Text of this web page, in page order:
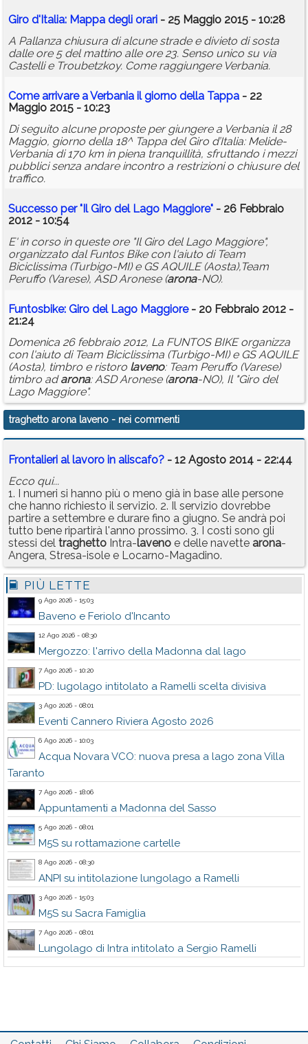
Giro d'Italia: Mappa degli orari - 25 Maggio 2015 - 10:28
A Pallanza chiusura di alcune strade e divieto di sosta
dalle ore 5 del mattino alle ore 23. Senso unico su via
Castelli e Troubetzkoy. Come raggiungere Verbania.
Come arrivare a Verbania il giorno della Tappa - 22
Maggio 2015 - 10:23
Di seguito alcune proposte per giungere a Verbania il 28
Maggio, giorno della 18^ Tappa del Giro d’Italia: Melide-
Verbania di 170 km in piena tranquillità, sfruttando i mezzi
pubblici senza andare incontro a restrizioni o chiusure del
traffico.
Successo per "Il Giro del Lago Maggiore" - 26 Febbraio
2012 - 10:54
E' in corso in queste ore "Il Giro del Lago Maggiore",
organizzato dal Funtos Bike con l'aiuto di Team
Biciclissima (Turbigo-MI) e GS AQUILE (Aosta),Team
Peruffo (Varese), ASD Aronese (arona-NO).
Funtosbike: Giro del Lago Maggiore- 20 Febbraio 2012 -
21:24
Domenica 26 febbraio 2012, La FUNTOS BIKE organizza
con l'aiuto di Team Biciclissima (Turbigo-MI) e GS AQUILE
(Aosta), timbro e ristoro laveno: Team Peruffo (Varese)
timbro adarona: ASD Aronese (arona-NO), Il "Giro del
Lago Maggiore".
traghetto arona laveno - nei commenti
Frontalieri al lavoro in aliscafo? - 12 Agosto 2014 - 22:44
Ecco qui...
1. I numeri si hanno più o meno già in base alle persone
che hanno richiesto il servizio. 2. Il servizio dovrebbe
partire a settembre e durare fino a giugno. Se andrà poi
tutto bene ripartirà l'anno prossimo. 3. I costi sono gli
stessi del traghetto Intra-laveno e delle navette arona-
Angera, Stresa-isole e Locarno-Magadino.
PIÙ LETTE
9 Ago 2026 - 15:03
Baveno e Feriolo d'Incanto
12 Ago 2026 - 08:30
Mergozzo: l'arrivo della Madonna dal lago
7 Ago 2026 - 10:20
PD: lugolago intitolato a Ramelli scelta divisiva
3 Ago 2026 - 08:01
Eventi Cannero Riviera Agosto 2026
6 Ago 2026 - 10:03
Acqua Novara VCO: nuova presa a lago zona Villa
Taranto
7 Ago 2026 - 18:06
Appuntamenti a Madonna del Sasso
5 Ago 2026 - 08:01
M5S su rottamazione cartelle
8 Ago 2026 - 08:30
ANPI su intitolazione lungolago a Ramelli
3 Ago 2026 - 15:03
M5S su Sacra Famiglia
7 Ago 2026 - 08:01
Lungolago di Intra intitolato a Sergio Ramelli